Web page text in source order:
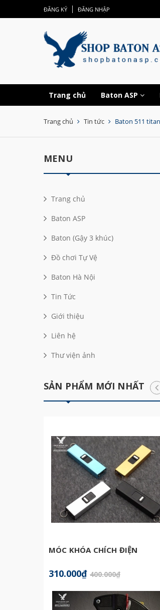
ĐĂNG KÝ ĐĂNG NHẬP
Trang chủ Baton ASP
Trang chủ Tin tức Baton 511
MENU
Trang chủ
Baton ASP
Baton (Gậy 3 khúc)
Đồ chơi Tự Vệ
Baton Hà Nội
Tin Tức
Giới thiệu
Liên hệ
Thư viện ảnh
SẢN PHẨM MỚI NHẤT
MÓC KHÓA CHÍCH ĐIỆN
310.000₫ 400.000₫